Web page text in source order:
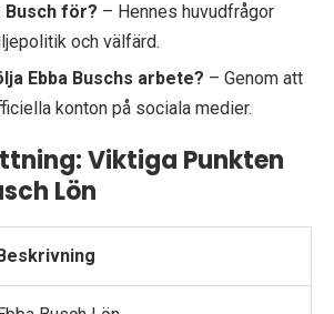
Busch för? – Hennes huvudfrågor
och välfärd.
Ebba Buschs arbete? – Genom att
konton på sociala medier.
Viktiga Punkten
Lön